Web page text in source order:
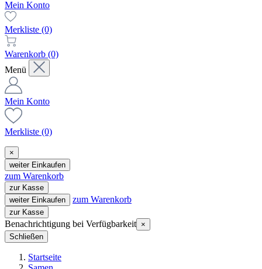
Mein Konto
Merkliste (0)
Warenkorb (0)
Menü
Mein Konto
Merkliste (0)
×
weiter Einkaufen
zum Warenkorb
zur Kasse
weiter Einkaufen
zum Warenkorb
zur Kasse
Benachrichtigung bei Verfügbarkeit ×
Schließen
Startseite